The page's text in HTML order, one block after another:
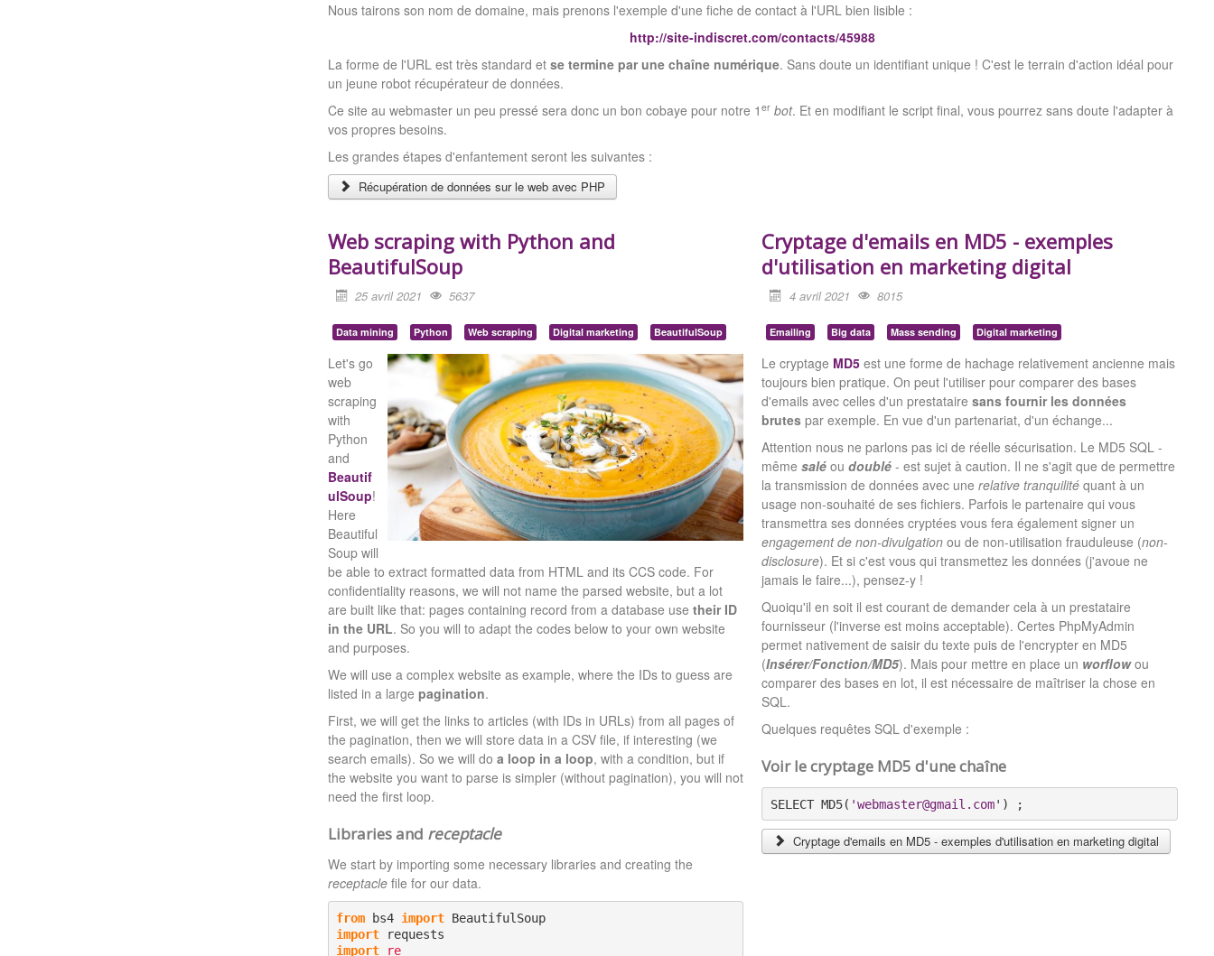
Nous tairons son nom de domaine, mais prenons l'exemple d'une fiche de contact à l'URL bien lisible :
http://site-indiscret.com/contacts/45988
La forme de l'URL est très standard et se termine par une chaîne numérique. Sans doute un identifiant unique ! C'est le terrain d'action idéal pour
un jeune robot récupérateur de données.
Ce site au webmaster un peu pressé sera donc un bon cobaye pour notre 1 er bot. Et en modifiant le script final, vous pourrez sans doute l'adapter à
vos propres besoins.
Les grandes étapes d'enfantement seront les suivantes :
Récupération de données sur le web avec PHP
Web scraping with Python and
BeautifulSoup
25 avril 2021 5637
Data mining Python Web scraping Digital marketing BeautifulSoup
Let's go
web
scraping
with
Python
and
Beautif
ulSoup!
Here
Beautiful
Soup will
be able to extract formatted data from HTML and its CCS code. For
confidentiality reasons, we will not name the parsed website, but a lot
are built like that: pages containing record from a database use their ID
in the URL. So you will to adapt the codes below to your own website
and purposes.
We will use a complex website as example, where the IDs to guess are
listed in a large pagination.
First, we will get the links to articles (with IDs in URLs) from all pages of
the pagination, then we will store data in a CSV file, if interesting (we
search emails). So we will do a loop in a loop, with a condition, but if
the website you want to parse is simpler (without pagination), you will not
need the first loop.
Libraries and receptacle
We start by importing some necessary libraries and creating the
receptaclefile for our data.
from bs4 import
import
import
re
Cryptage d'emails en MD5 - exemples
d'utilisation en marketing digital
4 avril 2021 8015
Emailing Big data Mass sending Digital marketing
Le cryptage MD5 est une forme de hachage relativement ancienne mais
toujours bien pratique. On peut l'utiliser pour comparer des bases
d'emails avec celles d'un prestatairesans fournir les données
brutespar exemple. En vue d'un partenariat, d'un échange...
Attention nous ne parlons pas ici de réelle sécurisation. Le MD5 SQL -
mêmesalé oudoublé - est sujet à caution. Il ne s'agit que de permettre
la transmission de données avec unerelative tranquilité quant à un
usage non-souhaité de ses fichiers. Parfois le partenaire qui vous
transmettra ses données cryptées vous fera également signer un
engagement de non-divulgation ou de non-utilisation frauduleuse (non-
disclosure). Et si c'est vous qui transmettez les données (j'avoue ne
jamais le faire...), pensez-y !
Quoiqu'il en soit il est courant de demander cela à un prestataire
fournisseur (l'inverse est moins acceptable). Certes PhpMyAdmin
permet nativement de saisir du texte puis de l'encrypter en MD5
(Insérer/Fonction/MD5). Mais pour mettre en place un worflowou
comparer des bases en lot, il est nécessaire de maîtriser la chose en
SQL.
Quelques requêtes SQL d'exemple :
Voir le cryptage MD5 d'une chaîne
SELECT MD5( 'webmaster@gmail.com') ;
Cryptage d'emails en MD5 - exemples d'utilisation en marketing digital